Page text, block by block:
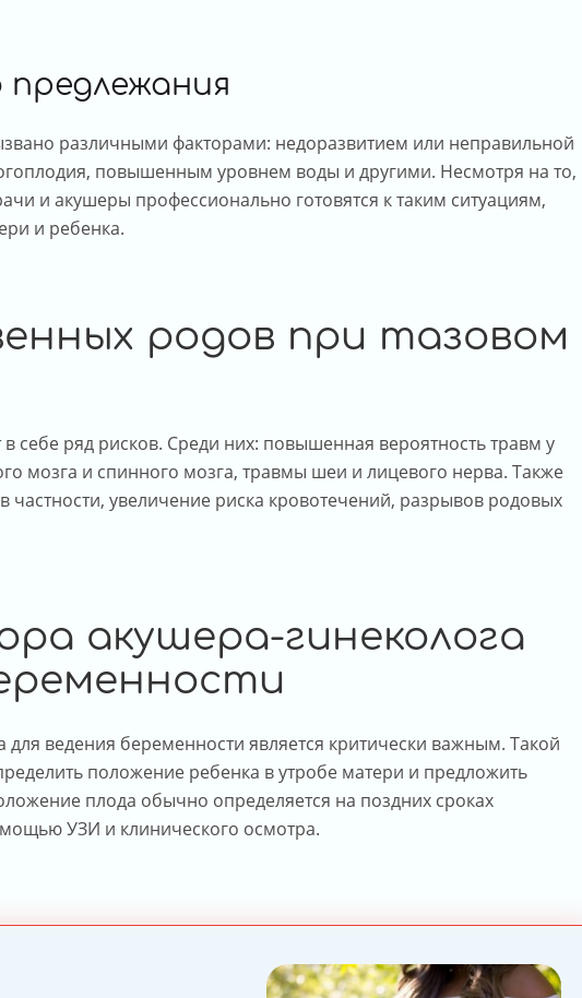
различными факторами: недоразвитием или неправильной
повышенным уровнем воды и другими. Несмотря на то,
и акушеры профессионально готовятся к таким ситуациям,
и ребенка.
родов при тазовом
себе ряд рисков. Среди них: повышенная вероятность травм у
мозга и спинного мозга, травмы шеи и лицевого нерва. Также
частности, увеличение риска кровотечений, разрывов родовых
акушера-гинеколога
ведения беременности является критически важным. Такой
положение ребенка в утробе матери и предложить
плода обычно определяется на поздних сроках
УЗИ и клинического осмотра.